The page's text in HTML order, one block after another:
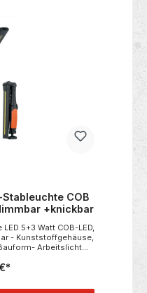
COB
+knickbar
5+3 Watt COB-LED,
- Kunststoffgehäuse,
Arbeitslicht
360° drehbar-
Ladestatusanzeige-